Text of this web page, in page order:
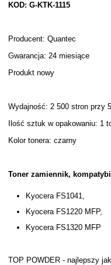
KOD: G-KTK-1115
Producent: Quantec
Gwarancja: 24 miesiące
Produkt nowy
Wydajność: 2 500 stron przy
Ilość sztuk w opakowaniu: 1
Kolor tonera: czarny
Toner zamiennik,
Kyocera FS1041,
Kyocera FS1220 MFP,
Kyocera FS1320 MFP
TOP POWDER - najlepszy